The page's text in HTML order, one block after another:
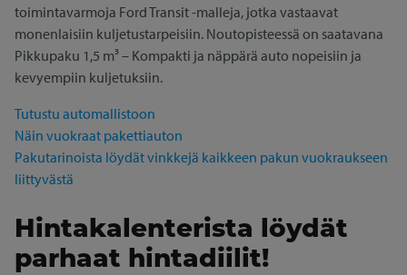
toimintavarmoja Ford Transit -malleja, jotka vastaavat
monenlaisiin kuljetustarpeisiin. Noutopisteessä on saatavana
Pikkupaku 1,5 m³ – Kompakti ja näppärä auto nopeisiin ja
kevyempiin kuljetuksiin.
Tutustu automallistoon
Näin vuokraat pakettiauton
Pakutarinoista löydät vinkkejä kaikkeen pakun vuokraukseen
liittyvästä
Hintakalenterista löydät
parhaat hintadiilit!